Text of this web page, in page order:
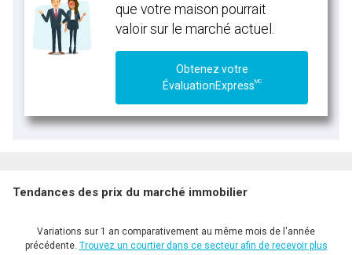
que votre maison pourrait
valoir sur le marché actuel.
Obtenez votre
ÉvaluationExpressMC
Tendances des prix du marché immobilier
Variations sur 1 an comparativement au même mois de l'année
précédente. Trouvez un courtier dans ce secteur afin de recevoir plus